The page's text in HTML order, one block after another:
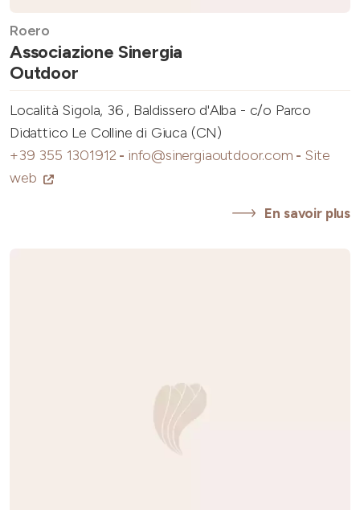
Roero
Associazione Sinergia
Outdoor
Località Sigola, 36 , Baldissero d'Alba - c/o Parco
Didattico Le Colline di Giuca (CN)
+39 355 1301912 - info@sinergiaoutdoor.com - Site
web
En savoir plus